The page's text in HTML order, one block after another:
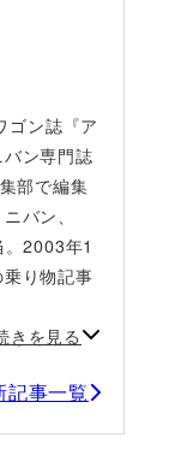
ゴン誌『ア
ン専門誌
部で編集
バン、
2003年1
り物記事
きを見る
記事一覧